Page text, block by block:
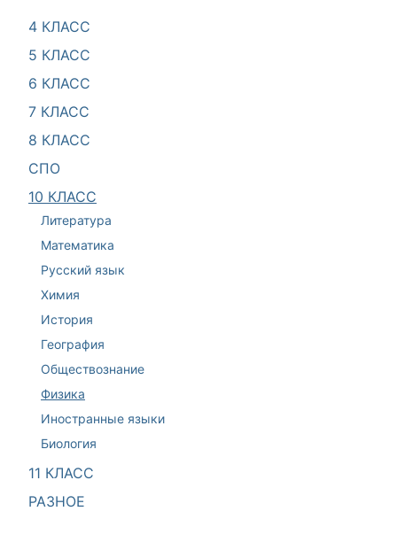
4 КЛАСС
5 КЛАСС
6 КЛАСС
7 КЛАСС
8 КЛАСС
СПО
10 КЛАСС
Литература
Математика
Русский язык
Химия
История
География
Обществознание
Физика
Иностранные языки
Биология
11 КЛАСС
РАЗНОЕ